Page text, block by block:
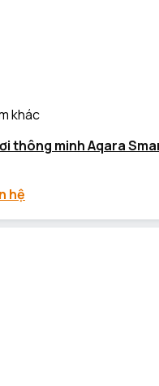
khác
thông minh Aqara
hệ